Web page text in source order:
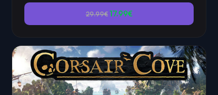
29.99€17.99€